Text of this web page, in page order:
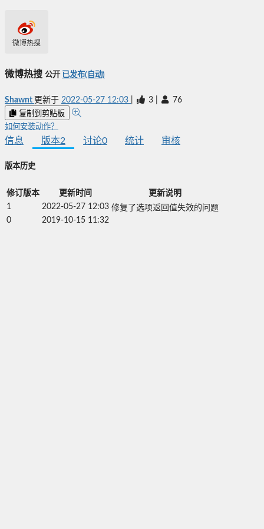
微博热搜
微博热搜 公开 已发布(自动)
Shawnt 更新于 2022-05-27 12:03 3 76
复制到剪贴板
如何安装动作？
信息 版本2 讨论0 统计 审核
版本历史
修订版本 更新时间
更新说明
1
2022-05-27 12:03 修复了选项返回值失效的问题
0
2019-10-15 11:32